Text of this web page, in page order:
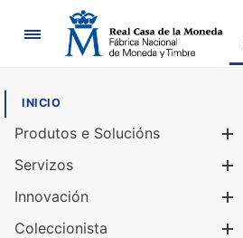
Navegación
INICIO
Produtos e Solucións
Servizos
Innovación
Coleccionista